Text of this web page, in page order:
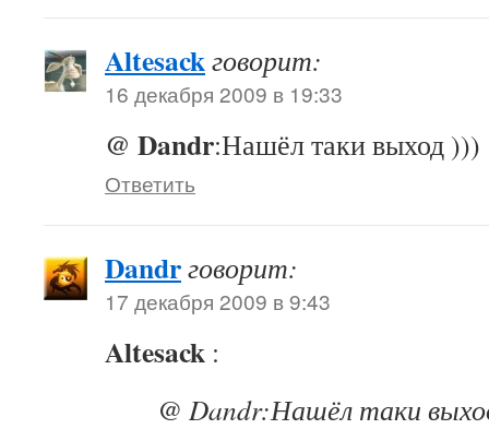
Altesackговорит:
16 декабря 2009 в 19:33
@ Dandr:Нашёл таки выход )))
Ответить
Dandrговорит:
17 декабря 2009 в 9:43
Altesack :
@ Dandr:Нашёл таки